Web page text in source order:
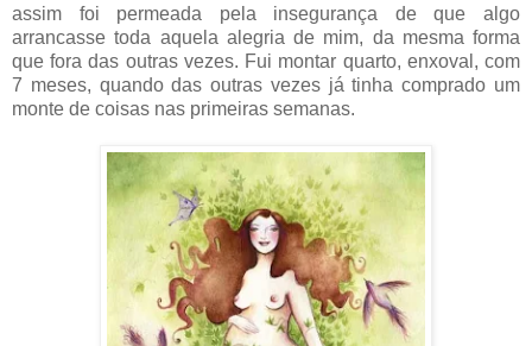
assim foi permeada pela insegurança de que algo
arrancasse toda aquela alegria de mim, da mesma forma
que fora das outras vezes. Fui montar quarto, enxoval, com
7 meses, quando das outras vezes já tinha comprado um
monte de coisas nas primeiras semanas.